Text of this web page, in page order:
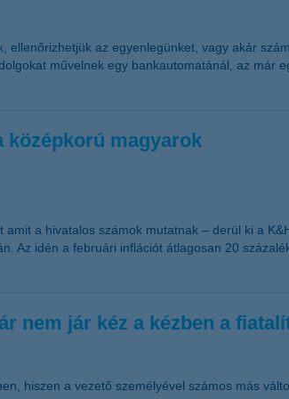
az egyenlegünket, vagy akár
művelnek egy bankautomatánál, az már
középkorú magyarok
a hivatalos számok mutatnak – derül ki a
Az idén a februári inflációt átlagosan 20
nem jár kéz a kézben a
hiszen a vezető személyével számos más